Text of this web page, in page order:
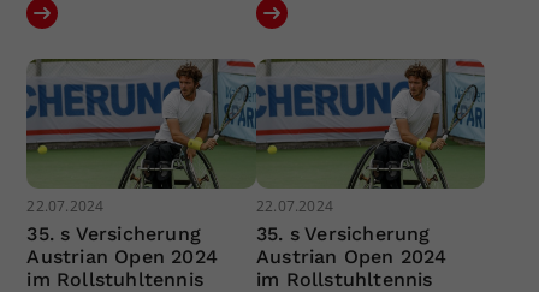
22.07.2024
35. s Versicherung
Austrian Open 2024
im Rollstuhltennis
22.07.2024
35. s Versicherung
Austrian Open 2024
im Rollstuhltennis